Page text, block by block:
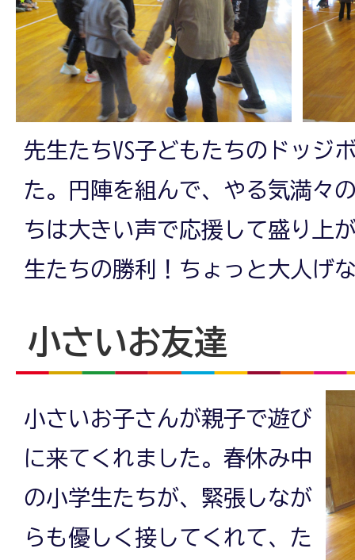
先生たちVS子どもたちのドッジ
た。円陣を組んで、やる気満々
ちは大きい声で応援して盛り上
生たちの勝利！ちょっと大人げ
小さいお友達
小さいお子さんが親子で遊び
に来てくれました。春休み中
の小学生たちが、緊張しなが
らも優しく接してくれて、た